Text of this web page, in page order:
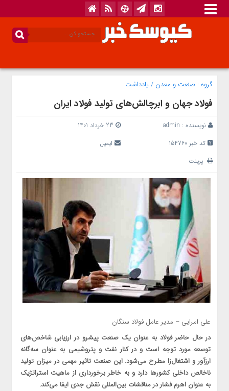
گروه : صنعت و معدن /یادداشت
فولاد جهان و ابرچالش‌های تولید فولاد ایران
نویسنده : admin
کد خبر 154760
ایمیل
پرینت
علی امرایی – مدیر عامل فولاد سنگان
در حال حاضر فولاد به عنوان یک صنعت پیشرو در ارزیابی شاخص‌های
توسعه مورد توجه است و در کنار نفت و پتروشیمی ‌به عنوان سه‌گانه
ارزآور و اشتغال‌زا مطرح می‌شود. این صنعت تاثیر مهمی ‌در میزان تولید
ناخالص داخلی کشورها دارد و به خاطر برخورداری از ماهیت استراتژیک
به عنوان اهرم فشار در مناقشات بین‌المللی نقش جدی ایفا می‌کند.